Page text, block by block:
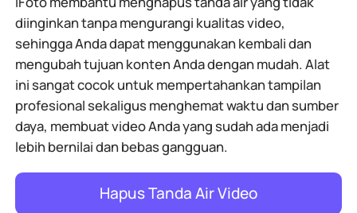
diinginkan tanpa mengurangi kualitas video,
sehingga Anda dapat menggunakan kembali dan
mengubah tujuan konten Anda dengan mudah. Alat
ini sangat cocok untuk mempertahankan tampilan
profesional sekaligus menghemat waktu dan sumber
daya, membuat video Anda yang sudah ada menjadi
lebih bernilai dan bebas gangguan.
Hapus Tanda Air Video